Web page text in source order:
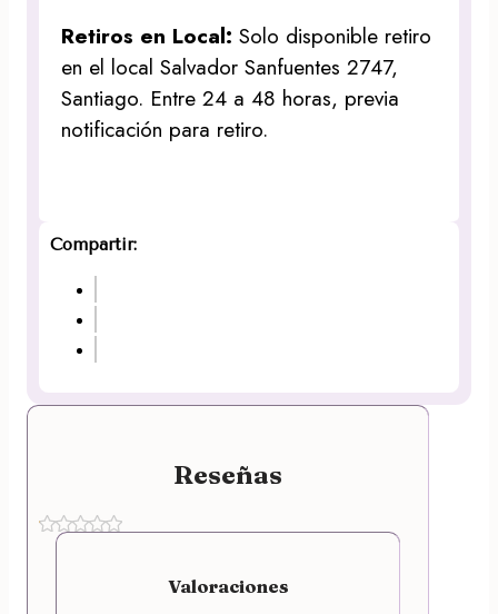
Retiros en Local:Solo disponible retiro
en el local Salvador Sanfuentes 2747,
Santiago. Entre 24 a 48 horas, previa
notificación para retiro.
Compartir:
Reseñas
Valoraciones